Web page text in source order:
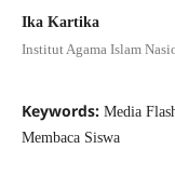
Ika Kartika
Institut Agama Islam
Keywords: Media
Membaca Siswa